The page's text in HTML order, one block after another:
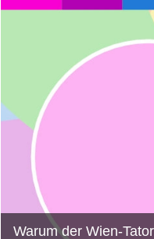
Warum der Wien-